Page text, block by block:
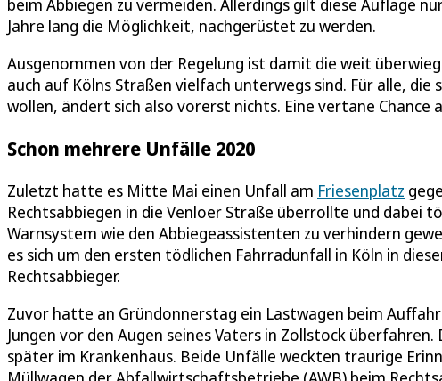
beim Abbiegen zu vermeiden. Allerdings gilt diese Auflage
Jahre lang die Möglichkeit, nachgerüstet zu werden.
Ausgenommen von der Regelung ist damit die weit
auch auf Kölns Straßen vielfach unterwegs sind. Für alle,
wollen, ändert sich also vorerst nichts. Eine vertane Chance
Schon mehrere Unfälle 2020
Zuletzt hatte es Mitte Mai einen Unfall am Friesenplatz
Rechtsabbiegen in die Venloer Straße überrollte und dabei
Warnsystem wie den Abbiegeassistenten zu verhindern
es sich um den ersten tödlichen Fahrradunfall in Köln in
Rechtsabbieger.
Zuvor hatte an Gründonnerstag ein Lastwagen beim
Jungen vor den Augen seines Vaters in Zollstock
später im Krankenhaus. Beide Unfälle weckten traurige